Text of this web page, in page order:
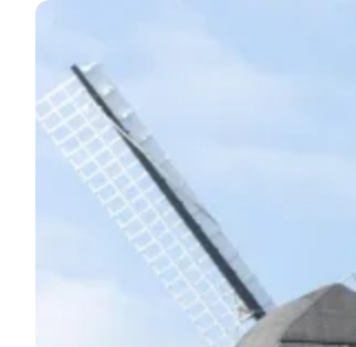
Strand, Dörfer und Künstlerleben